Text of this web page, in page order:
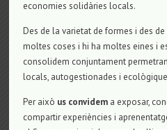
economies solidàries locals.
Des de la varietat de formes i des
moltes coses i hi ha moltes eines i
consolidem conjuntament
locals, autogestionades i
Per això us convidem a exposar,
compartir experiències i